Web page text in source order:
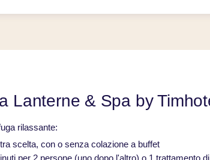
Lanterne & Spa by
rilassante:
scelta, con o senza colazione a buffet